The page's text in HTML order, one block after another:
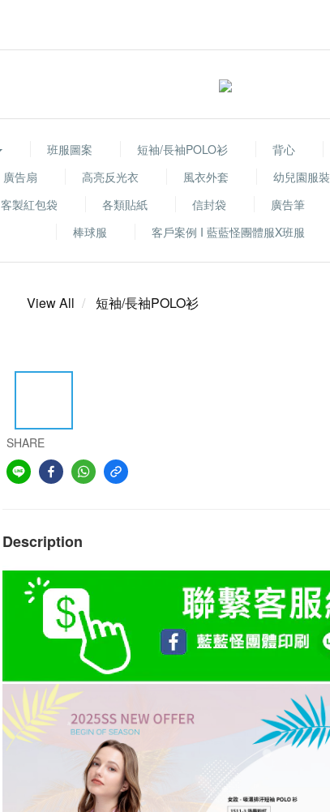
班服圖案 短袖/長袖POLO衫 背心
廣告扇 高亮反光衣 風衣外套 幼兒園服裝
客製紅包袋 各類貼紙 信封袋 廣告筆
棒球服
客戶案例 I 藍藍怪團體服X班服
View All 短袖/長袖POLO衫
SHARE
Description